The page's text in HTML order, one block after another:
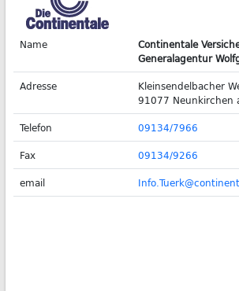
Name
Continentale
Generalagentur
Adresse
Kleinsendelbacher
91077 Neunkirchen
Telefon
09134/7966
Fax
09134/9266
email